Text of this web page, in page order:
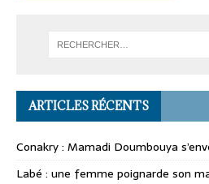
ARTICLES RÉCENTS
Conakry : Mamadi Doumbouya
Labé : une femme poignarde son